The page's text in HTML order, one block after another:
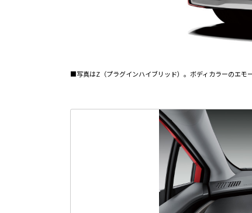
■写真はZ（プラグインハイブリッド）。ボディカラーのエモ